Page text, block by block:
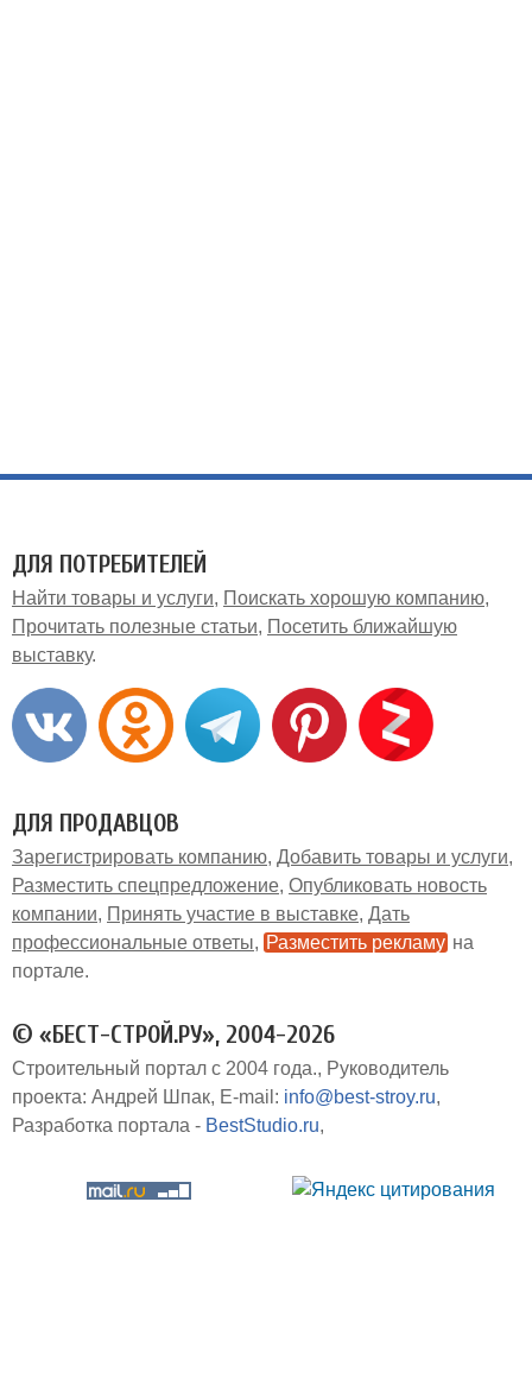
ДЛЯ ПОТРЕБИТЕЛЕЙ
Найти товары и услуги
Поискать хорошую компанию
Прочитать полезные статьи
Посетить ближайшую
выставку
ДЛЯ ПРОДАВЦОВ
Зарегистрировать компанию Добавить товары и услуги
Разместить спецпредложение Опубликовать новость
компании
Принять участие в выставке Дать
профессиональные ответы
Разместить рекламу на
портале
© «БЕСТ-СТРОЙ.РУ», 2004-2026
Строительный портал с 2004 года.
Руководитель
проекта: Андрей Шпак E-mail: info@best-stroy.ru
Разработка портала - BestStudio.ru